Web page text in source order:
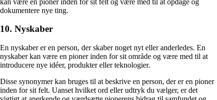
dokumentere nye ting.
10. Nyskaber
En nyskaber er en person, der skaber noget nyt eller anderledes. En
nyskaber kan være en pioner inden for sit område og være med til at
introducere nye idéer, produkter eller teknologier.
Disse synonymer kan bruges til at beskrive en person, der er en pioner
inden for sit felt. Uanset hvilket ord eller udtryk du vælger, er det